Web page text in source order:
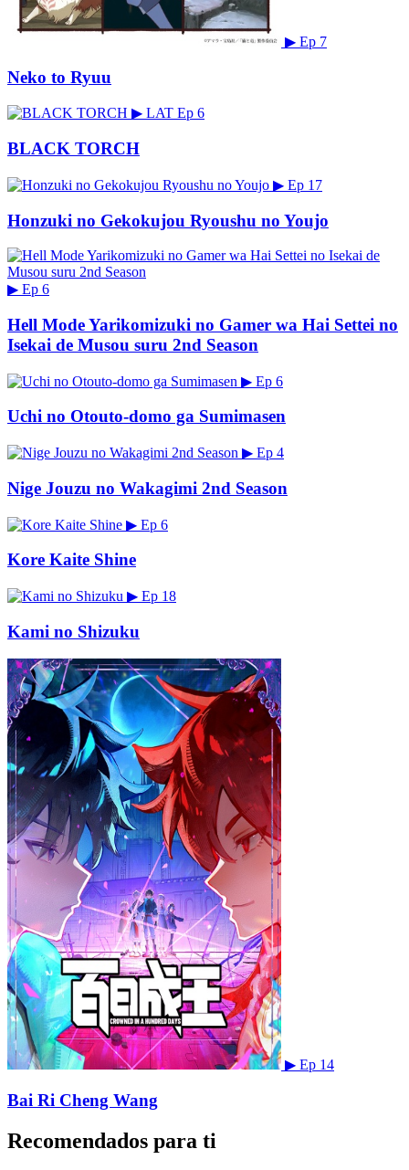
▶ Ep 7
Neko to Ryuu
▶ LAT Ep 6
BLACK TORCH
▶ Ep 17
Honzuki no Gekokujou Ryoushu no Youjo
▶ Ep 6
Hell Mode Yarikomizuki no Gamer wa Hai Settei no
Isekai de Musou suru 2nd Season
▶ Ep 6
Uchi no Otouto-domo ga Sumimasen
▶ Ep 4
Nige Jouzu no Wakagimi 2nd Season
▶ Ep 6
Kore Kaite Shine
▶ Ep 18
Kami no Shizuku
▶ Ep 14
Bai Ri Cheng Wang
Recomendados para ti